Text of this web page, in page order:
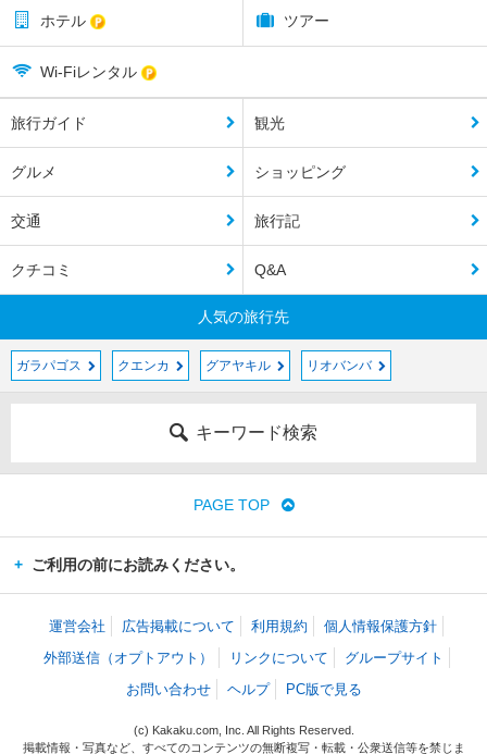
ホテル ツアー
Wi-Fiレンタル
旅行ガイド 観光
グルメ ショッピング
交通 旅行記
クチコミ Q&A
人気の旅行先
ガラパゴス クエンカ グアヤキル リオバンバ
キーワード検索
PAGE TOP
ご利用の前にお読みください。
運営会社 広告掲載について 利用規約
個人情報保護方針
外部送信（オプトアウト）
リンクについて
グループサイト
お問い合わせ
ヘルプ PC版で見る
(c) Kakaku.com, Inc. All Rights Reserved.
掲載情報・写真など、すべてのコンテンツの無断複写・転載・公衆送信等を禁じま